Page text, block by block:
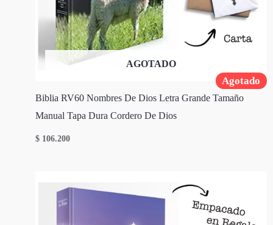
Agotado
AGOTADO
Biblia RV60 Nombres De Dios Letra Grande Tamaño
Manual Tapa Dura Cordero De Dios
$ 106.200